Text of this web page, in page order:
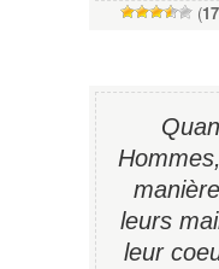
(17
leurs
leur